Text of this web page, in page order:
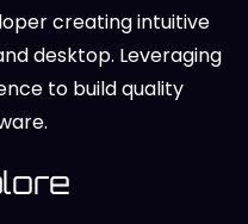
creating intuitive
desktop. Leveraging
to build quality